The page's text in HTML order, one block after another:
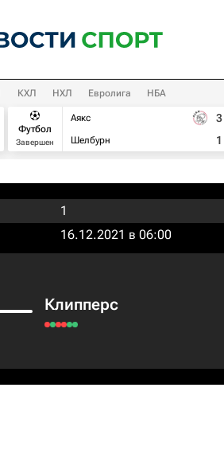
КХЛ НХЛ Евролига НБА
Футбол
Завершен
Аякс
Шелбурн
3
1
1
16.12.2021 в 06:00
Клипперс